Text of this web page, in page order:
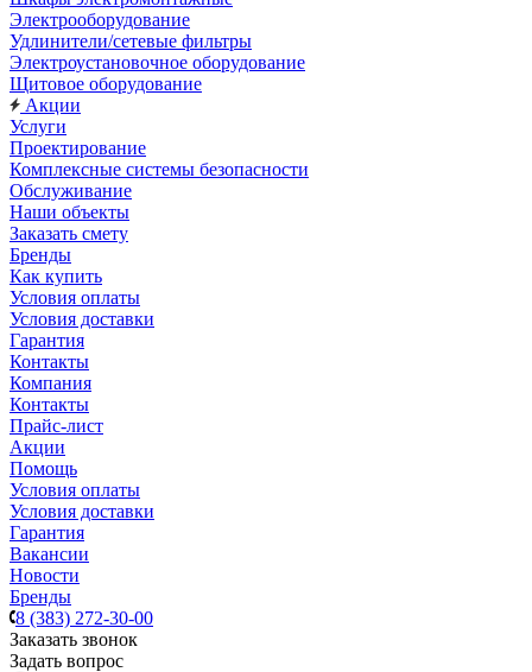
Электрооборудование
Удлинители/сетевые фильтры
Электроустановочное оборудование
Щитовое оборудование
Акции
Услуги
Проектирование
Комплексные системы безопасности
Обслуживание
Наши объекты
Заказать смету
Бренды
Как купить
Условия оплаты
Условия доставки
Гарантия
Контакты
Компания
Контакты
Прайс-лист
Акции
Помощь
Условия оплаты
Условия доставки
Гарантия
Вакансии
Новости
Бренды
8 (383) 272-30-00
Заказать звонок
Задать вопрос